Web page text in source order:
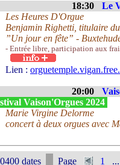
18:30 Le
Les Heures D'Orgue
Benjamin Righetti, titulaire
”Un jour en fête” -
- Entrée libre, participation aux
Lien :
20:00
Vaison'Orgues 2024
Marie Virgine Delorme
concert à deux orgues avec
dates Page 1 ...